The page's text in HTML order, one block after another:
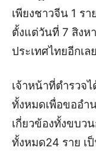
เพียงชาวจีน 1 ร
ตั้งแต่วันที่ 7 สิงห
ประเทศไทยอีกเลย
เจ้าหน้าที่ตำรวจ
ทั้งหมดเพื่อขออำ
เกี่ยวข้องทั้งขบว
ทั้งหมด24 ราย เ